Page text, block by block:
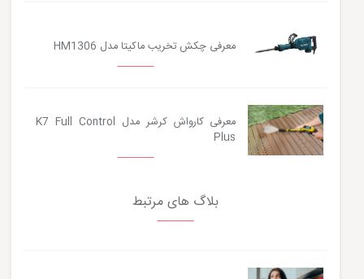
معرفی چکش تخریب ماکیتا مدل HM1306
معرفی کارواش کرشر مدل K7 Full Control
Plus
بلاگ های مرتبط